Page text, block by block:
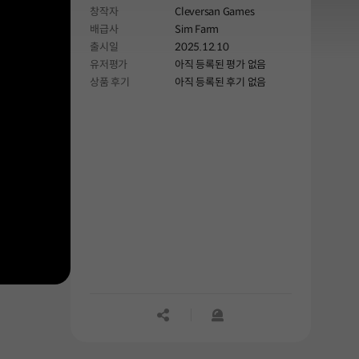
농업에 오신 것을 환영합니다.
창작자
Cleversan Games
배급사
Sim Farm
출시일
2025.12.10
유저평가
아직 등록된 평가 없음
상품 후기
아직 등록된 후기 없음
공유하기신고하기